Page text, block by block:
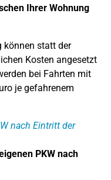
Ihrer Wohnung
können statt der
Kosten angesetzt
bei Fahrten mit
je gefahrenem
nach Eintritt der
PKW nach